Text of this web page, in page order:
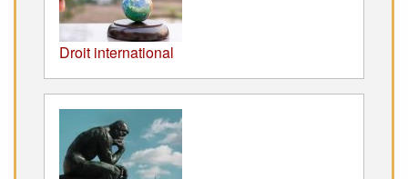
Droit international